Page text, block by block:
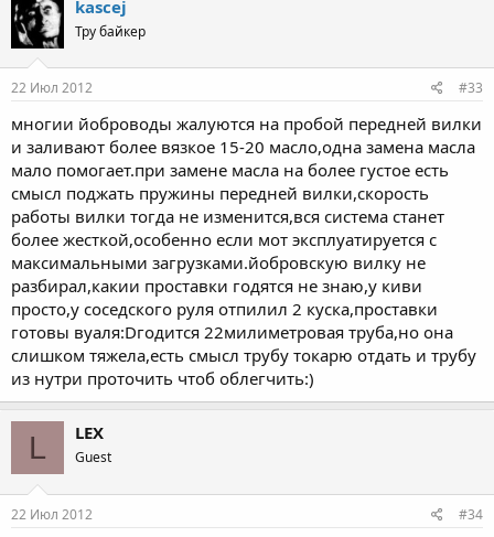
kascej
Тру байкер
22 Июл 2012 #33
многии йоброводы жалуются на пробой передней вилки
и заливают более вязкое 15-20 масло,одна замена масла
мало помогает.при замене масла на более густое есть
смысл поджать пружины передней вилки,скорость
работы вилки тогда не изменится,вся система станет
более жесткой,особенно если мот эксплуатируется с
максимальными загрузками.йобровскую вилку не
разбирал,какии проставки годятся не знаю,у киви
просто,у соседского руля отпилил 2 куска,проставки
готовы вуаля:Dгодится 22милиметровая труба,но она
слишком тяжела,есть смысл трубу токарю отдать и трубу
из нутри проточить чтоб облегчить:)
L LEX
Guest
22 Июл 2012 #34